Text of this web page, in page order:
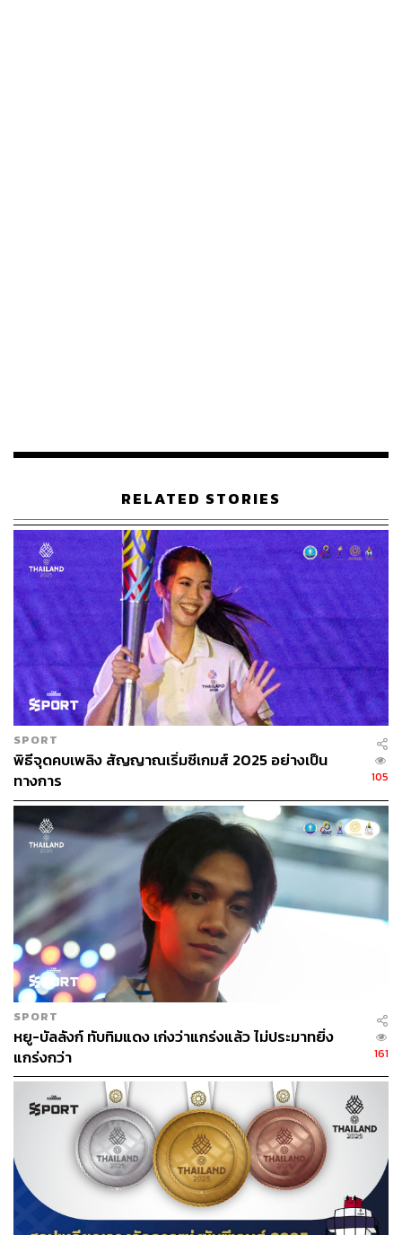
นักกีฬาคนพิการยอดเยี่ยม
ลิมปิก 2024)
หญิง: สายสุนีย์ จ๊ะนะ (3 ทอง 1 ทองแดง วีลแชร์ฟันดาบ
พาราลิมปิก 2024)
ผู้ฝึกสอน: นันทา จันทสุวรรณสิน (วีลแชร์ฟันดาบ)
รางวัลประเภททีมกีฬา
ชนิดกีฬาทีมยอดเยี่ยม: ทีมตะกร้อชายทีมชาติไทย
(แชมป์โลก คิงส์คัพ ครั้งที่ 37)
ทีมกีฬายอดเยี่ยม (สมัครเล่น): ทีมเทเบิลเทนนิสหญิง
ไทย (อันดับ 5 โอลิมปิก 2024)
ชนิดกีฬาทีมอาชีพยอดเยี่ยม: นครราชสีมา คิวมินซี วีซี
(แชมป์วอลเลย์บอลลีกไร้พ่าย 3 ฤดูกาล)
ทีมกีฬาอาชีพยอดเยี่ยม: เดชาพล/ทรัพย์สิรี (แชมป์
แบดมินตัน 2 รายการระดับโลก)
ผู้ฝึกสอนยอดเยี่ยม
กีฬาสมัครเล่น: ชัชชัย เช (เทควันโด – ผู้พาเทนนิสคว้า
ทองโอลิมปิก)
กีฬาอาชีพ: ภัททพล เงินศรีสุข (โค้ชแบดมินตัน – กุล
วุฒิ/รัชนก)
สมาคมกีฬายอดเยี่ยม: สมาคมกีฬาเทควันโดแห่ง
ประเทศไทย
เยาวชนดีเด่น รางวัล ‘เอกชัย นพจินดา’
ชาย: ศิวกร พลสรรค์ (ซิก) นักฟุตบอลเยาวชน
หญิง: ศศินิภากร สอนชา (น้องอิ๋ว) นักฟุตบอลวัย 12 ปี
นักกีฬาอาวุโสยอดเยี่ยม
ชาย: สุรศักดิ์ ปานเรือง (เพาะกาย วัย 46 ปี)
หญิง: ศิริพรรณ จันทร์พราหมณ์ (กรีฑา วัย 76 ปี)
รางวัลธรรมาภิบาลทางการกีฬา
RELATED STORIES
SPORT
พิธีจุดคบเพลิง สัญญาณเริ่มซีเกมส์ 2025 อย่างเป็น
ทางการ
105
SPORT
หยู-บัลลังก์ ทับทิมแดง เก่งว่าแกร่งแล้ว ไม่ประมาทยิ่ง
แกร่งกว่า
161